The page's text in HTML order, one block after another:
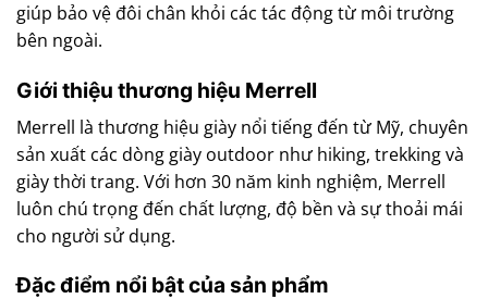
giúp bảo vệ đôi chân khỏi các tác động từ môi trường
bên ngoài.
Giới thiệu thương hiệu Merrell
Merrell là thương hiệu giày nổi tiếng đến từ Mỹ, chuyên
sản xuất các dòng giày outdoor như hiking, trekking và
giày thời trang. Với hơn 30 năm kinh nghiệm, Merrell
luôn chú trọng đến chất lượng, độ bền và sự thoải mái
cho người sử dụng.
Đặc điểm nổi bật của sản phẩm